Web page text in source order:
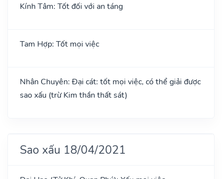
Kính Tâm: Tốt đối với an táng
Tam Hợp: Tốt mọi việc
Nhân Chuyên: Đại cát: tốt mọi việc, có thể giải được
sao xấu (trừ Kim thần thất sát)
Sao xấu 18/04/2021